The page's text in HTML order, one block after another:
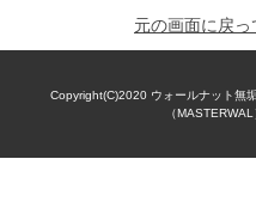
元の画面に戻
Copyright(C)2020 ウォールナット無
（MASTERWAL